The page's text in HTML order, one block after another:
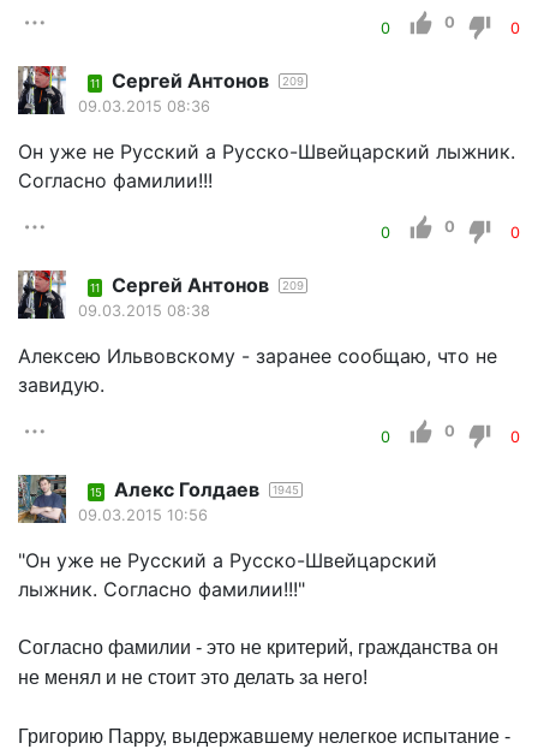
0 0 0
11 Сергей Антонов 209
09.03.2015 08:36
Он уже не Русский а Русско-Швейцарский лыжник.
Согласно фамилии!!!
0 0 0
11 Сергей Антонов 209
09.03.2015 08:38
Алексею Ильвовскому - заранее сообщаю, что не
завидую.
0 0 0
15 Алекс Голдаев 1945
09.03.2015 10:56
"Он уже не Русский а Русско-Швейцарский
лыжник. Согласно фамилии!!!"
Согласно фамилии - это не критерий, гражданства он
не менял и не стоит это делать за него!
Григорию Парру, выдержавшему нелегкое испытание -